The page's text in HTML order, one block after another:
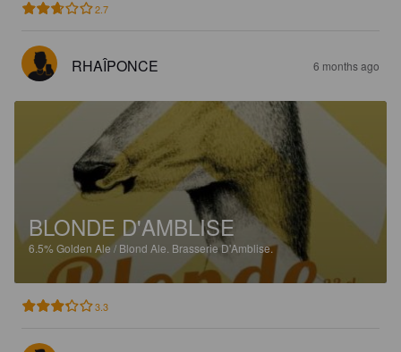
2.7
RHAÎPONCE 6 months ago
BLONDE D'AMBLISE
6.5% Golden Ale / Blond Ale. Brasserie D'Amblise.
3.3